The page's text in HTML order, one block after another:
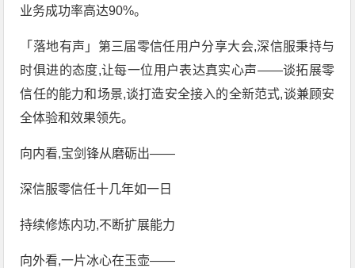
业务成功率高达90%。
「落地有声」第三届零信任用户分享大会,深信服秉持与
时俱进的态度,让每一位用户表达真实心声——谈拓展零
信任的能力和场景,谈打造安全接入的全新范式,谈兼顾安
全体验和效果领先。
向内看,宝剑锋从磨砺出——
深信服零信任十几年如一日
持续修炼内功,不断扩展能力
向外看,一片冰心在玉壶——